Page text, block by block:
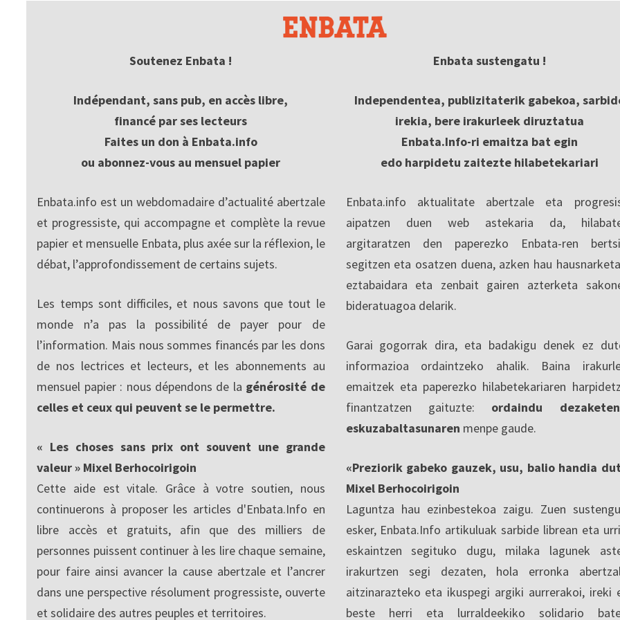
Soutenez Enbata !
Indépendant, sans pub, en accès libre,
financé par ses lecteurs
Faites un don à Enbata.info
ou abonnez-vous au mensuel papier
Enbata.info est un webdomadaire d’actualité abertzale
et progressiste, qui accompagne et complète la revue
papier et mensuelle Enbata, plus axée sur la réflexion, le
débat, l’approfondissement de certains sujets.
Les temps sont difficiles, et nous savons que tout le
monde n’a pas la possibilité de payer pour de
l’information. Mais nous sommes financés par les dons
de nos lectrices et lecteurs, et les abonnements au
mensuel papier : nous dépendons de la générosité de
celles et ceux qui peuvent se le permettre.
« Les choses sans prix ont souvent une grande
valeur » Mixel Berhocoirigoin
Cette aide est vitale. Grâce à votre soutien, nous
continuerons à proposer les articles d'Enbata.Info en
libre accès et gratuits, afin que des milliers de
personnes puissent continuer à les lire chaque semaine,
pour faire ainsi avancer la cause abertzale et l’ancrer
dans une perspective résolument progressiste, ouverte
et solidaire des autres peuples et territoires.
Enbata sustengatu !
Independentea, publizitaterik gabekoa,
irekia, bere irakurleek diruztatua
Enbata.Info-ri emaitza bat egin
edo harpidetu zaitezte hilabetekariari
Enbata.info aktualitate abertzale eta
aipatzen duen web astekaria da,
argitaratzen den paperezko Enbata-ren
segitzen eta osatzen duena, azken hau
eztabaidara eta zenbait gairen azterketa
bideratuagoa delarik.
Garai gogorrak dira, eta badakigu denek ez
informazioa ordaintzeko ahalik. Baina
emaitzek eta paperezko hilabetekariaren
finantzatzen gaituzte: ordaindu
eskuzabaltasunaren menpe gaude.
«Preziorik gabeko gauzek, usu, balio handia
Mixel Berhocoirigoin
Laguntza hau ezinbestekoa zaigu. Zuen
esker, Enbata.Info artikuluak sarbide librean eta
eskaintzen segituko dugu, milaka lagunek
irakurtzen segi dezaten, hola erronka
aitzinarazteko eta ikuspegi argiki aurrerakoi, ireki
beste herri eta lurraldeekiko solidario